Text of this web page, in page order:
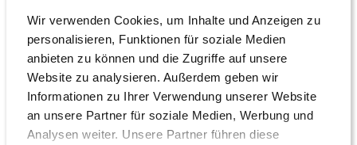
Wir verwenden Cookies, um Inhalte und Anzeigen zu
personalisieren, Funktionen für soziale Medien
anbieten zu können und die Zugriffe auf unsere
Website zu analysieren. Außerdem geben wir
Informationen zu Ihrer Verwendung unserer Website
an unsere Partner für soziale Medien, Werbung und
Analysen weiter. Unsere Partner führen diese
Diskussion ist. „AdAR ist das ideale
Serviceportal für Unternehmenskontrolleure
und damit die Lösung, um die vom
Deutschen Corporate Governance Kodex
(DCGK) geforderte ständige Aus- und
Weiterbildungspflicht für Aufsichtsräte zu